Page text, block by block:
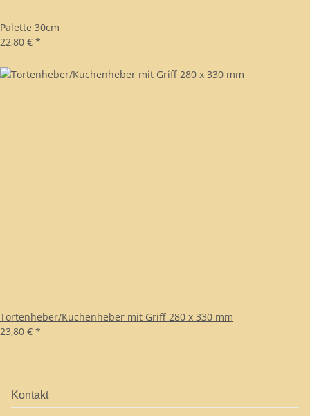
Palette 30cm
22,80 € *
Tortenheber/Kuchenheber mit Griff 280 x 330 mm
23,80 € *
Kontakt